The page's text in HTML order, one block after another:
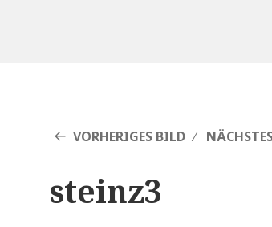
VORHERIGES BILD
steinz3